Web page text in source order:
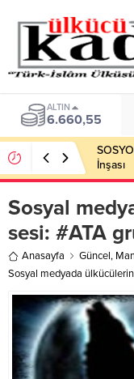
BIST
13.779,39
İnşası
Sosyal
sesi: #ATA
Anasayfa Güncel,
Sosyal medyada